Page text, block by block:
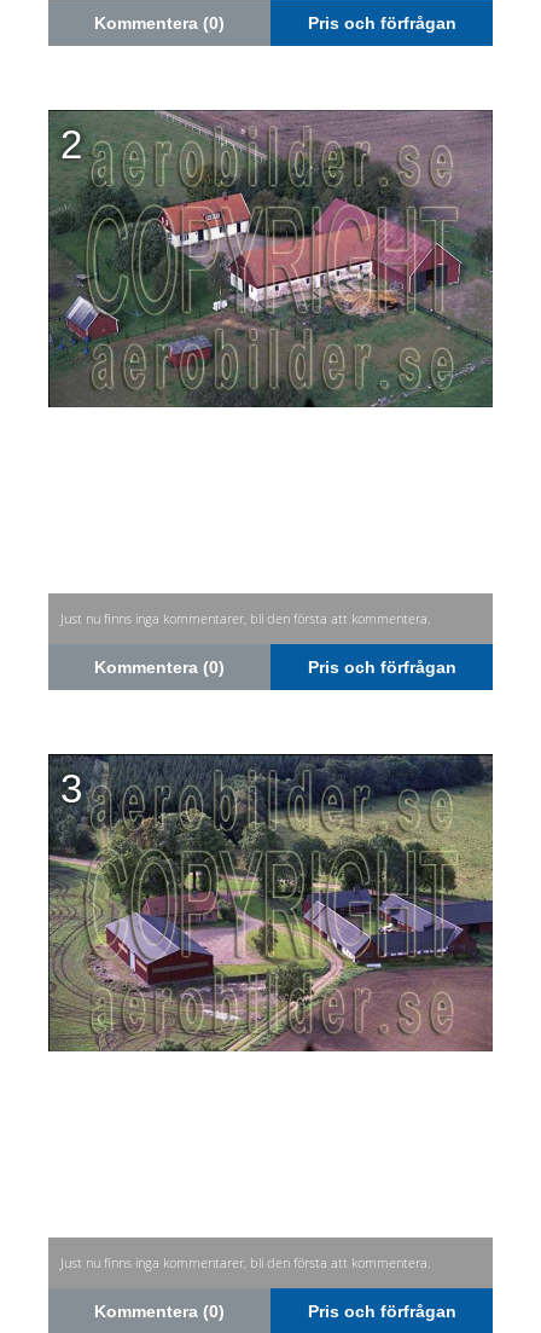
Kommentera (0) Pris och förfrågan
2
Just nu finns inga kommentarer, bli den första att kommentera.
Kommentera (0) Pris och förfrågan
3
Just nu finns inga kommentarer, bli den första att kommentera.
Kommentera (0) Pris och förfrågan